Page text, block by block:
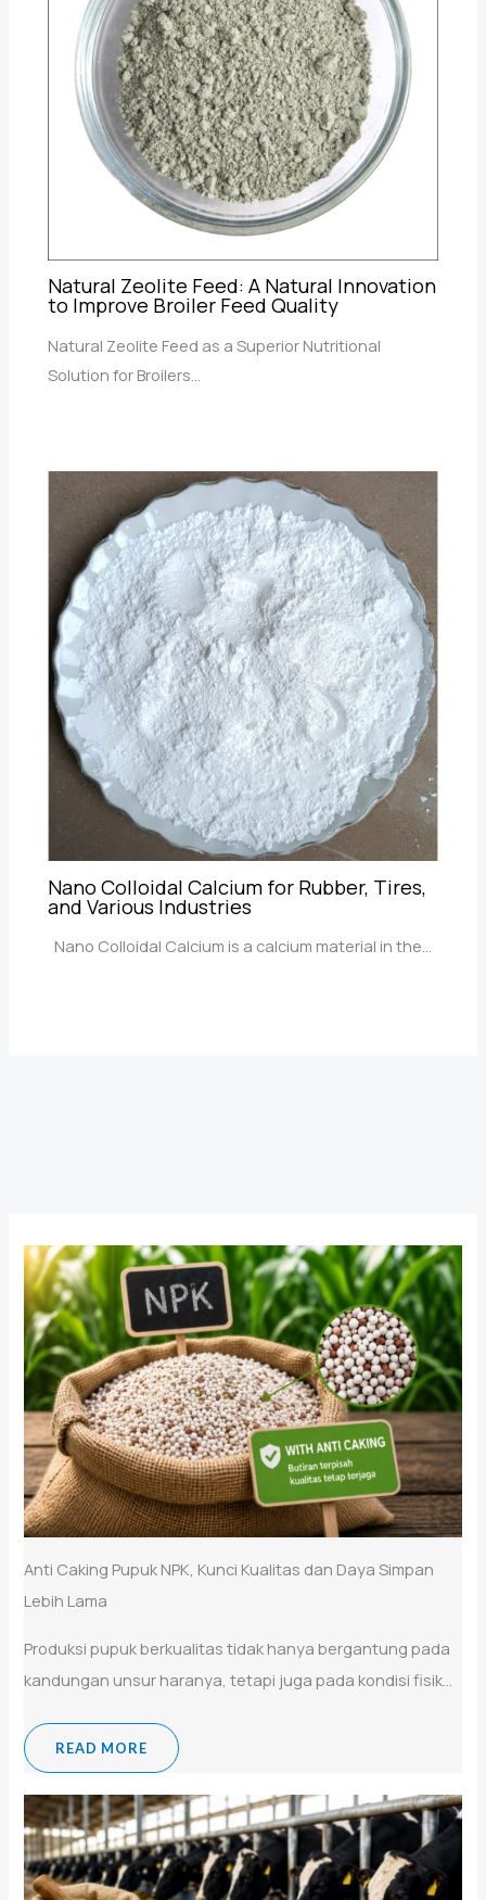
Natural Zeolite Feed: A Natural Innovation
to Improve Broiler Feed Quality
Natural Zeolite Feed as a Superior Nutritional
Solution for Broilers…
Nano Colloidal Calcium for Rubber, Tires,
and Various Industries
Nano Colloidal Calcium is a calcium material in the…
Anti Caking Pupuk NPK, Kunci Kualitas dan Daya Simpan
Lebih Lama
Produksi pupuk berkualitas tidak hanya bergantung pada
kandungan unsur haranya, tetapi juga pada kondisi fisik...
READ MORE